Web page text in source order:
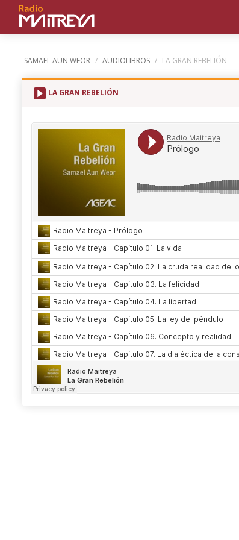
SAMAEL AUN WEOR / AUDIOLIBROS / LA GRAN REBELIÓN
LA GRAN REBELIÓN